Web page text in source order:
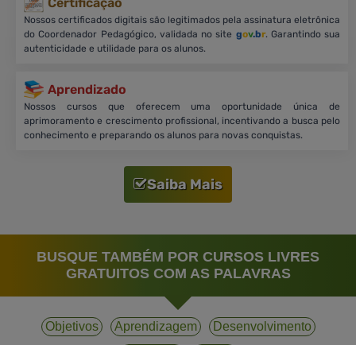
Nossos certificados digitais são legitimados pela assinatura eletrônica
do Coordenador Pedagógico, validada no site gov.br. Garantindo sua
autenticidade e utilidade para os alunos.
Aprendizado
Nossos cursos que oferecem uma oportunidade única de
aprimoramento e crescimento profissional, incentivando a busca pelo
conhecimento e preparando os alunos para novas conquistas.
Saiba Mais
BUSQUE TAMBÉM POR CURSOS LIVRES
GRATUITOS COM AS PALAVRAS
Objetivos Aprendizagem
Desenvolvimento